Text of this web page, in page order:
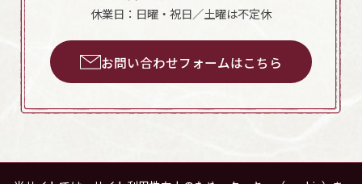
休業日：日曜・祝日／土曜は不定休
お問い合わせフォームはこちら